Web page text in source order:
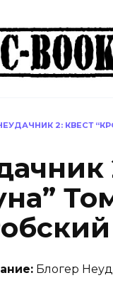
2: КВЕСТ
Блогер